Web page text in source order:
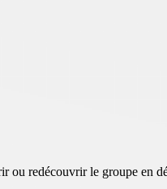
redécouvrir le groupe en